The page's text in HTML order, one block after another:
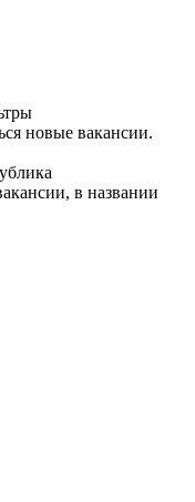
новые вакансии.
в названии